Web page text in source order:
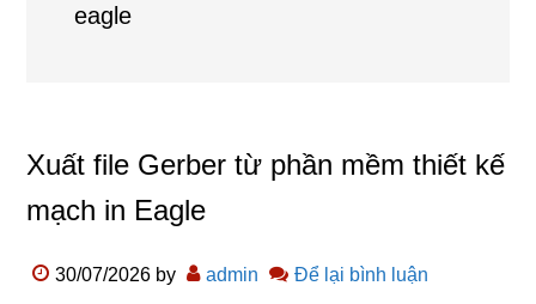
eagle
Xuất file Gerber từ phần mềm thiết kế
mạch in Eagle
30/07/2026 by admin Để lại bình luận